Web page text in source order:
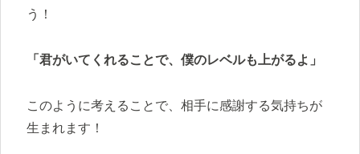
う！
「君がいてくれることで、僕のレベルも上がるよ」
このように考えることで、相手に感謝する気持ちが
生まれます！